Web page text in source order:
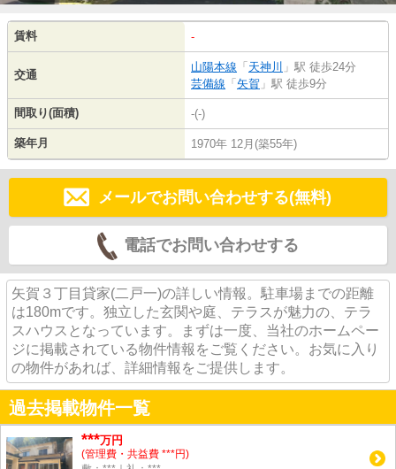
賃料 -
交通
山陽本線 「 天神川 」駅 徒歩24分
芸備線 「 矢賀 」駅 徒歩9分
間取り(面積) -(-)
築年月 1970年 12月(築55年)
メールでお問い合わせする(無料)
電話でお問い合わせする
矢賀３丁目貸家(二戸一)の詳しい情報。駐車場までの距離
は180mです。独立した玄関や庭、テラスが魅力の、テラ
スハウスとなっています。まずは一度、当社のホームペー
ジに掲載されている物件情報をご覧ください。お気に入り
の物件があれば、詳細情報をご提供します。
過去掲載物件一覧
***万円
(管理費・共益費 ***円)